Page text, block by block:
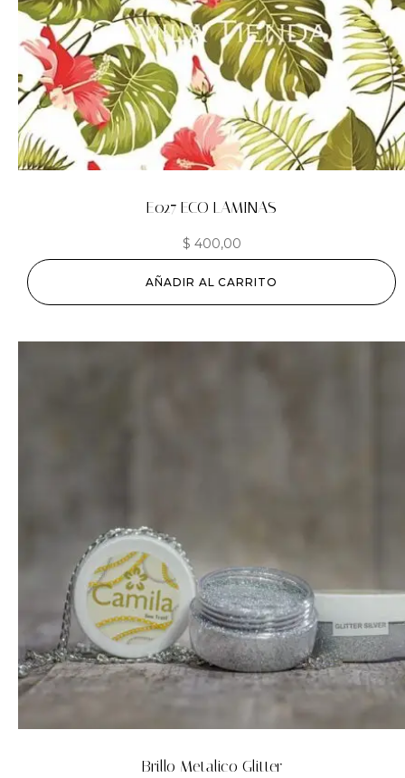
E027 ECO LAMINAS
$ 400,00
AÑADIR AL CARRITO
Brillo Metalico Glitter